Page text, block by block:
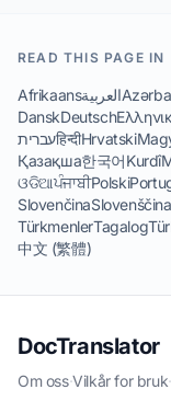
READ THIS PAGE IN
Afrikaansالعربية
DanskDeutsch
עבריתहिन्दीHrvatski
Қазақша한국어Kurdî
ଓଡିଆਪੰਜਾਬੀPolski
SlovenčinaSlovenščina
TürkmenlerTagalog
中文 (繁體)
DocTranslator
Om oss·Vilkår for bruk·